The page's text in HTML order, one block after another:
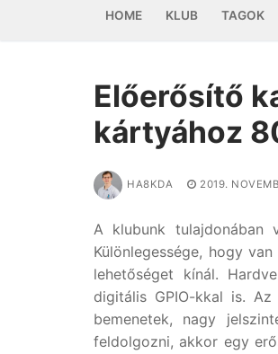
HOME KLUB TAGOK
Előerősítő
kártyához
HA8KDA 2019.
A klubunk tulajdonában
Különlegessége, hogy
lehetőséget kínál.
digitális GPIO-kkal is.
bemenetek, nagy
feldolgozni, akkor egy